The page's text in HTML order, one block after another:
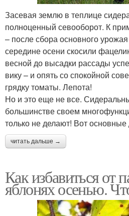
Засевая землю в теплице
полноценный севооборот. К
– после сбора основного
середине осени скосили
весной до высадки рассады
вику – и опять со спокойной
грядку томаты. Лепота!
Но и это еще не все.
большинстве своем
только не делают! Вот
читать дальше →
Как избавиться от
яблонях осенью.